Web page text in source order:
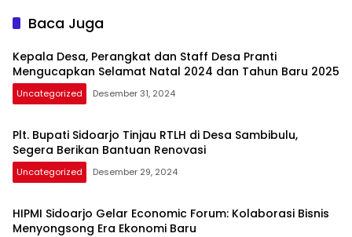
Baca Juga
Kepala Desa, Perangkat dan Staff Desa Pranti
Mengucapkan Selamat Natal 2024 dan Tahun Baru 2025
Uncategorized Desember 31, 2024
Plt. Bupati Sidoarjo Tinjau RTLH di Desa Sambibulu,
Segera Berikan Bantuan Renovasi
Uncategorized Desember 29, 2024
HIPMI Sidoarjo Gelar Economic Forum: Kolaborasi Bisnis
Menyongsong Era Ekonomi Baru